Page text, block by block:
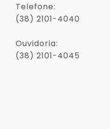
Telefone:
(38) 2101-4040
Ouvidoria:
(38) 2101-4045